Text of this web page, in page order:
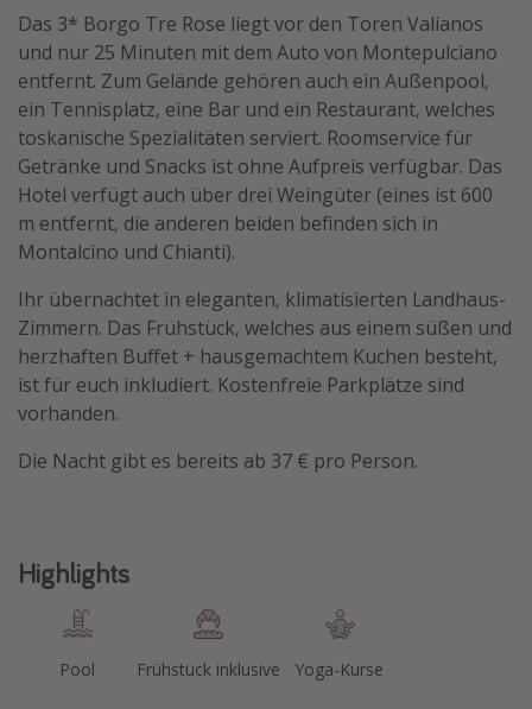
Familienurlaub in der Türkei
Rundreisen in Thailand
Bahnreisen in der Schweiz
Reisepassfreie Reiseziele
Travel Know How
Silvesterreisen
Last Minute Urlaub Mallorca
Das 3* Borgo Tre Rose liegt vor den Toren Valianos
und nur 25 Minuten mit dem Auto von Montepulciano
entfernt. Zum Gelände gehören auch ein Außenpool,
ein Tennisplatz, eine Bar und ein Restaurant, welches
toskanische Spezialitäten serviert. Roomservice für
Getränke und Snacks ist ohne Aufpreis verfügbar. Das
Hotel verfügt auch über drei Weingüter (eines ist 600
m entfernt, die anderen beiden befinden sich in
Montalcino und Chianti).
Ihr übernachtet in eleganten, klimatisierten Landhaus-
Zimmern. Das Frühstück, welches aus einem süßen und
herzhaften Buffet + hausgemachtem Kuchen besteht,
ist für euch inkludiert. Kostenfreie Parkplätze sind
vorhanden.
Die Nacht gibt es bereits ab 37 € pro Person.
Highlights
Pool Frühstück inklusive Yoga-Kurse